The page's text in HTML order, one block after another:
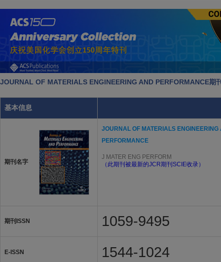
JOURNAL OF MATERIALS ENGINEERING AND PERFORMANCE期
基本信息
期刊名字
JOURNAL OF MATERIALS ENGINEERING
PERFORMANCE
J MATER ENG PERFORM
（此期刊被最新的JCR期刊SCIE收录）
期刊ISSN 1059-9495
E-ISSN 1544-1024